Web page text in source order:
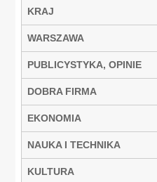
KRAJ
WARSZAWA
PUBLICYSTYKA, OPINIE
DOBRA FIRMA
EKONOMIA
NAUKA I TECHNIKA
KULTURA